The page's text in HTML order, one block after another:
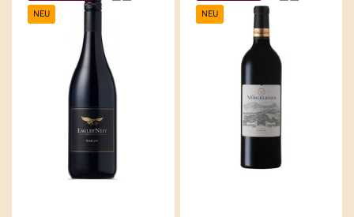
NEU NEU